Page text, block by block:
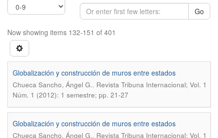
Go
Now showing items 132-151 of 401
Globalización y construcción de muros entre estados
Chueca Sancho, Ángel G.. Revista Tribuna Internacional; Vol. 1
Núm. 1 (2012): 1 semestre; pp. 21-27
Globalización y construcción de muros entre estados
Chueca Sancho, Ángel G.. Revista Tribuna Internacional; Vol. 1